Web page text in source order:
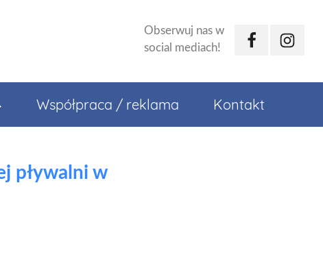
Obserwuj nas w
social mediach!
Facebook
Współpraca / reklama Kontakt
pływalni w